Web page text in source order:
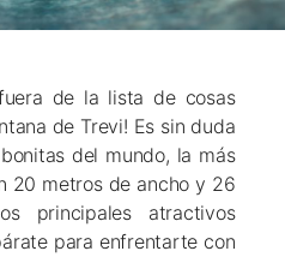
de la lista de cosas
de Trevi! Es sin duda
del mundo, la más
20 metros de ancho y 26
principales atractivos
para enfrentarte con